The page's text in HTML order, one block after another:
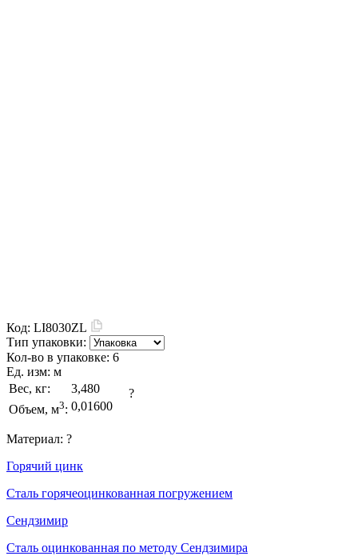
Код: LI8030ZL
Тип упаковки:
Кол-во в упаковке: 6
Ед. изм: м
Вес, кг:
3,480
Объем, м3: 0,01600
?
Материал: ?
Горячий цинк
Сталь горячеоцинкованная погружением
Сендзимир
Сталь оцинкованная по методу Сендзимира